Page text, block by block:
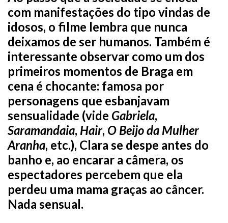
com manifestações do tipo vindas de
idosos, o filme lembra que nunca
deixamos de ser humanos. Também é
interessante observar como um dos
primeiros momentos de Braga em
cena é chocante: famosa por
personagens que esbanjavam
sensualidade (vide Gabriela,
Saramandaia, Hair, O Beijo da Mulher
Aranha, etc.), Clara se despe antes do
banho e, ao encarar a câmera, os
espectadores percebem que ela
perdeu uma mama graças ao câncer.
Nada sensual.